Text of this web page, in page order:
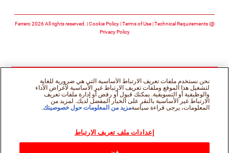
@Ferrero 2026 All rights reserved.
Cookie Policy Terms of Use Technical Requirements
Privacy Policy
نحن نستخدم ملفات تعريف الارتباط الأساسية التي هي ضرورية للغاية
لتشغيل هذا الموقع وملفات تعريف الارتباط غير الأساسية لأغراض الأداء
والوظيفية أو التسويقية. يمكنك قبول أو رفض أو إدارة ملفات تعريف
الارتباط غير الأساسية بالنقر على الخيار المفضل لديك. لمزيد من
المعلومات، يرجى قراءة سياسةمزيد من المعلومات حول خصوصيتك.
إعدادات ملف تعريف الارتباط